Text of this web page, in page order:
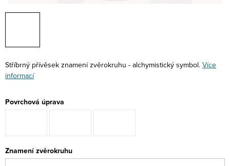
Stříbrný přívěsek znamení zvěrokruhu - alchymistický symbol. Více
informací
Povrchová úprava
Znamení zvěrokruhu